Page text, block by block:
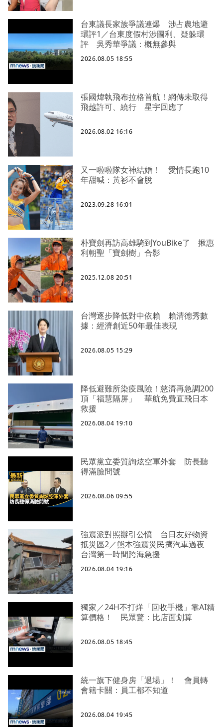
台東議長家族爭議連爆 涉占農地避
環評1／台東度假村涉圖利、疑躲環
評 吳秀華爭議：概無參與
2026.08.05 18:55
張國煒執飛布拉格首航！網傳未取得
飛越許可、繞行 星宇回應了
2026.08.02 16:16
又一啦啦隊女神結婚！ 愛情長跑10
年甜喊：黃衫不會脫
2023.09.28 16:01
朴寶劍再訪高雄騎到YouBike了 揪惠
利朝聖「寶劍樹」合影
2025.12.08 20:51
台灣逐步降低對中依賴 賴清德秀數
據：經濟創近50年最佳表現
2026.08.05 15:29
降低避難所染疫風險！慈濟再急調200
頂「福慧隔屏」 華航免費直飛日本
救援
2026.08.04 19:10
民眾黨立委質詢炫空軍外套 防長聽
得滿臉問號
2026.08.06 09:55
強震派對照辦引公憤 台日友好物資
抵災區2／熊本強震災民擠汽車過夜
台灣第一時間跨海急援
2026.08.04 19:16
獨家／24H不打烊「回收手機」靠AI精
算價格！ 民眾驚：比店面划算
2026.08.05 18:45
統一旗下健身房「退場」！ 會員轉
會籍卡關：員工都不知道
2026.08.04 19:45